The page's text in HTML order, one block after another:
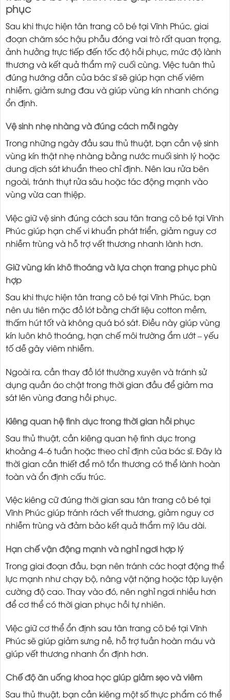
phục
Sau khi thực hiện tân trang cô bé tại Vĩnh Phúc, giai
đoạn chăm sóc hậu phẫu đóng vai trò rất quan trọng,
ảnh hưởng trực tiếp đến tốc độ hồi phục, mức độ lành
thương và kết quả thẩm mỹ cuối cùng. Việc tuân thủ
đúng hướng dẫn của bác sĩ sẽ giúp hạn chế viêm
nhiễm, giảm sưng đau và giúp vùng kín nhanh chóng
ổn định.
Vệ sinh nhẹ nhàng và đúng cách mỗi ngày
Trong những ngày đầu sau thủ thuật, bạn cần vệ sinh
vùng kín thật nhẹ nhàng bằng nước muối sinh lý hoặc
dung dịch sát khuẩn theo chỉ định. Nên lau rửa bên
ngoài, tránh thụt rửa sâu hoặc tác động mạnh vào
vùng vừa can thiệp.
Việc giữ vệ sinh đúng cách sau tân trang cô bé tại Vĩnh
Phúc giúp hạn chế vi khuẩn phát triển, giảm nguy cơ
nhiễm trùng và hỗ trợ vết thương nhanh lành hơn.
Giữ vùng kín khô thoáng và lựa chọn trang phục phù
hợp
Sau khi thực hiện tân trang cô bé tại Vĩnh Phúc, bạn
nên ưu tiên mặc đồ lót bằng chất liệu cotton mềm,
thấm hút tốt và không quá bó sát. Điều này giúp vùng
kín luôn khô thoáng, hạn chế môi trường ẩm ướt – yếu
tố dễ gây viêm nhiễm.
Ngoài ra, cần thay đồ lót thường xuyên và tránh sử
dụng quần áo chật trong thời gian đầu để giảm ma
sát lên vùng đang hồi phục.
Kiêng quan hệ tình dục trong thời gian hồi phục
Sau thủ thuật, cần kiêng quan hệ tình dục trong
khoảng 4–6 tuần hoặc theo chỉ định của bác sĩ. Đây là
thời gian cần thiết để mô tổn thương có thể lành hoàn
toàn và ổn định cấu trúc.
Việc kiêng cữ đúng thời gian sau tân trang cô bé tại
Vĩnh Phúc giúp tránh rách vết thương, giảm nguy cơ
nhiễm trùng và đảm bảo kết quả thẩm mỹ lâu dài.
Hạn chế vận động mạnh và nghỉ ngơi hợp lý
Trong giai đoạn đầu, bạn nên tránh các hoạt động thể
lực mạnh như chạy bộ, nâng vật nặng hoặc tập luyện
cường độ cao. Thay vào đó, nên nghỉ ngơi nhiều hơn
để cơ thể có thời gian phục hồi tự nhiên.
Việc giữ cơ thể ổn định sau tân trang cô bé tại Vĩnh
Phúc sẽ giúp giảm sưng nề, hỗ trợ tuần hoàn máu và
giúp vết thương nhanh ổn định hơn.
Chế độ ăn uống khoa học giúp giảm sẹo và viêm
Sau thủ thuật, bạn cần kiêng một số thực phẩm có thể